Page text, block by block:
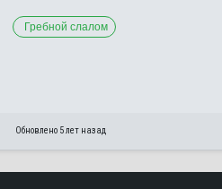
Гребной слалом
Обновлено 5 лет назад